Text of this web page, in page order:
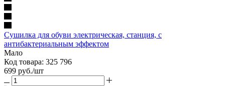
Сушилка для обуви электрическая, станция, с
антибактериальным эффектом
Мало
Код товара: 325 796
699 руб./шт